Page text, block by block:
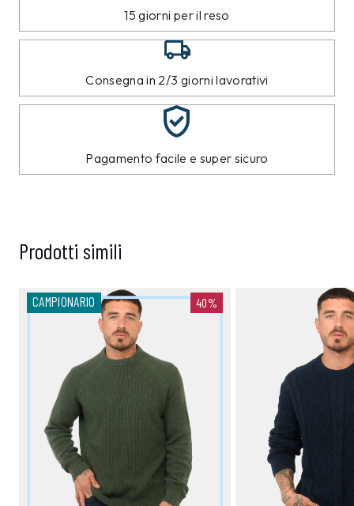
15 giorni per il reso
Consegna in 2/3 giorni lavorativi
Pagamento facile e super sicuro
Prodotti simili
CAMPIONARIO 40%